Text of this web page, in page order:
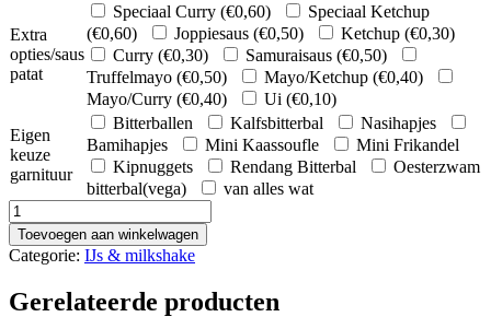
Extra
opties/saus
patat
Speciaal Curry (€0,60)
Speciaal Ketchup
(€0,60) Joppiesaus (€0,50) Ketchup (€0,30)
Curry (€0,30) Samuraisaus (€0,50)
Truffelmayo (€0,50) Mayo/Ketchup (€0,40)
Mayo/Curry (€0,40) Ui (€0,10)
Eigen
keuze
garnituur
Bitterballen Kalfsbitterbal
Nasihapjes
Bamihapjes
Mini Kaassoufle
Mini Frikandel
Kipnuggets
Rendang Bitterbal
Oesterzwam
bitterbal(vega)
van alles wat
Razzle
-
Kitkat
aantal
Toevoegen aan winkelwagen
Categorie: IJs & milkshake
Gerelateerde producten